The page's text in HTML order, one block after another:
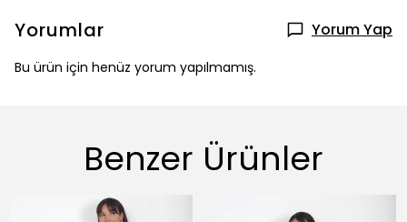
Yorumlar Yorum Yap
Bu ürün için henüz yorum yapılmamış.
Benzer Ürünler